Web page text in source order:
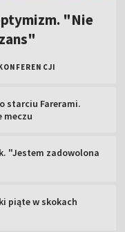
"Nie
starciu Farerami.
meczu
"Jestem zadowolona
piąte w skokach